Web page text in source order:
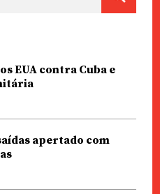
EUA contra Cuba e
apertado com